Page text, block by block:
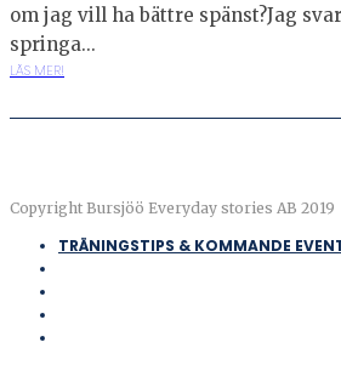
om jag vill ha bättre spänst?Jag
springa...
LÄS MER!
Copyright Bursjöö Everyday stories AB 2019
TRÄNINGSTIPS & KOMMANDE